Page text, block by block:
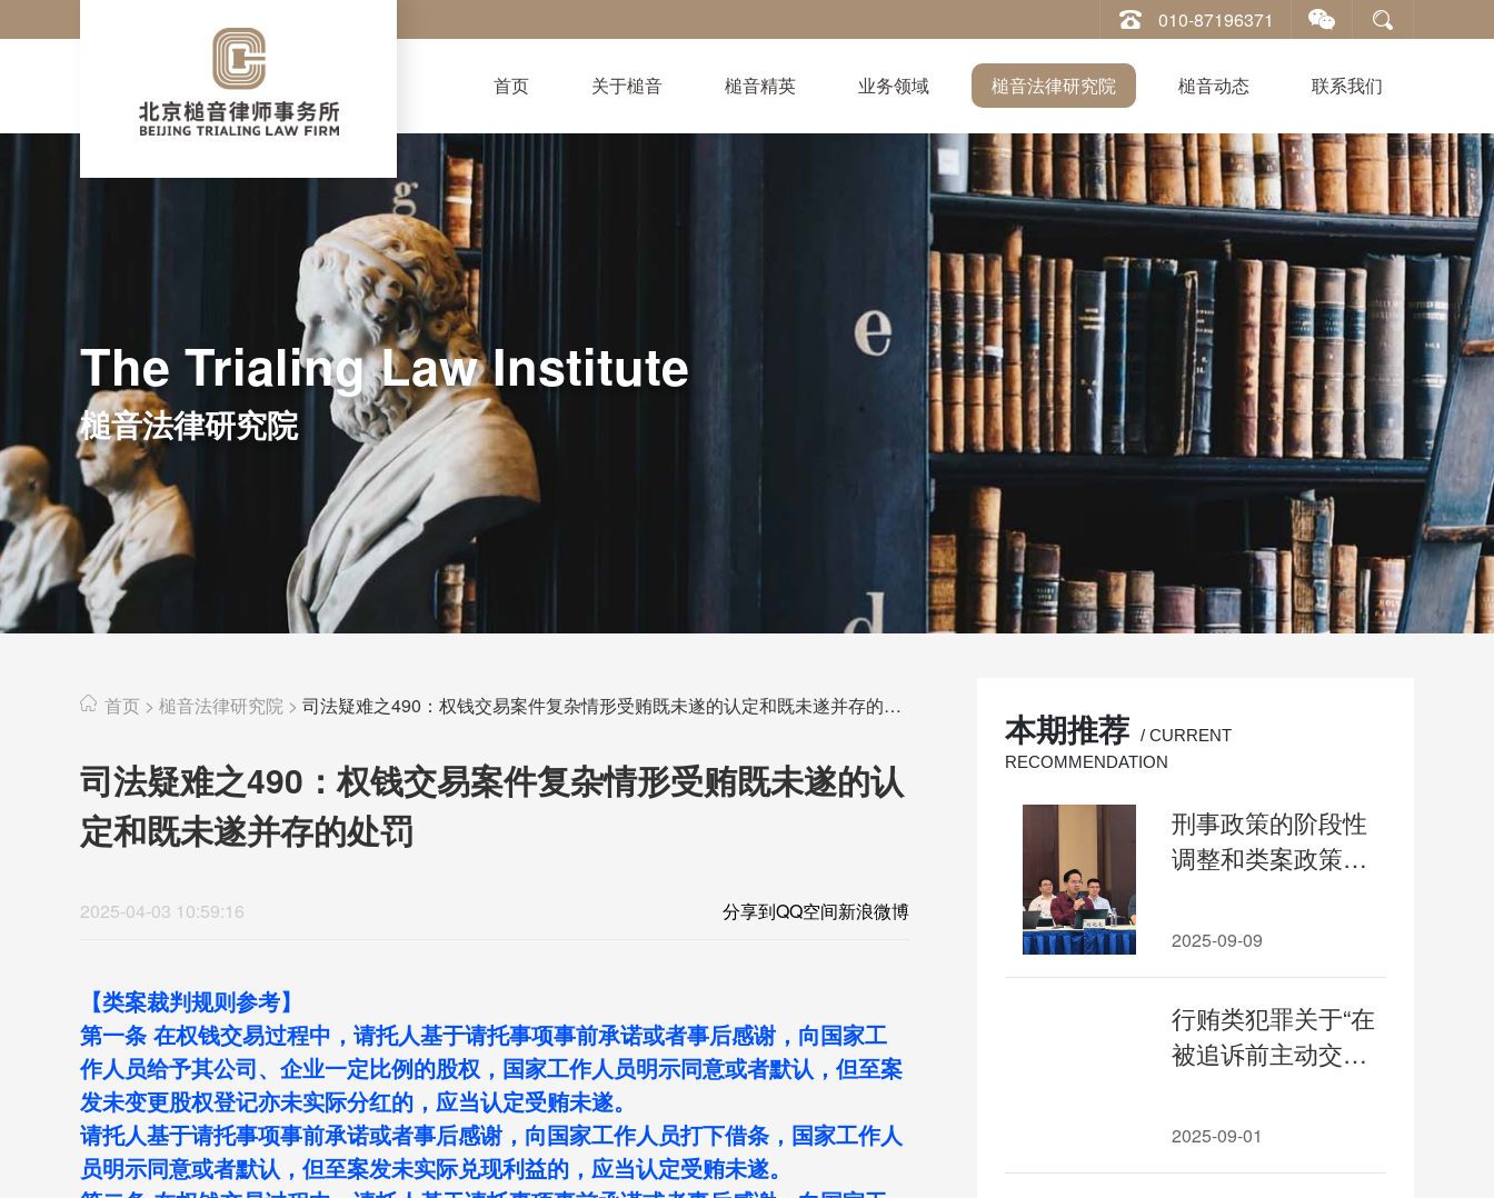
010-87196371
首页 关于槌音 槌音精英 业务领域 槌音法律研究院 槌音动态 联系我们
The Trialing Law Institute
槌音法律研究院
首页 > 槌音法律研究院 > 司法疑难之490：权钱交易案件复杂情形受贿既未遂的认定和既未遂并存的处罚
司法疑难之490：权钱交易案件复杂情形受贿既未遂的认
定和既未遂并存的处罚
2025-04-03 10:59:16 分享到QQ空间新浪微博
【类案裁判规则参考】
第一条 在权钱交易过程中，请托人基于请托事项事前承诺或者事后感谢，向国家工
作人员给予其公司、企业一定比例的股权，国家工作人员明示同意或者默认，但至案
发未变更股权登记亦未实际分红的，应当认定受贿未遂。
请托人基于请托事项事前承诺或者事后感谢，向国家工作人员打下借条，国家工作人
员明示同意或者默认，但至案发未实际兑现利益的，应当认定受贿未遂。
本期推荐
/ CURRENT
RECOMMENDATION
刑事政策的阶段性
调整和类案政策性
2025-09-09
行贿类犯罪关于“在
被追诉前主动交待
2025-09-01